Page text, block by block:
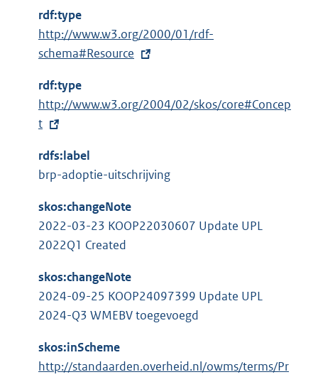
e
r
n
l
i
k
:
rdf:type
E
x
e
r
n
l
n
k
:
http://www.w3.org/2000/01/rdf-
schema#Resource
rdf:type
E
x
e
r
n
e
l
n
k
:
http://www.w3.org/2004/02/skos/core#Concep
t
rdfs:label
brp-adoptie-uitschrijving
skos:changeNote
2022-03-23 KOOP22030607 Update UPL
2022Q1 Created
skos:changeNote
2024-09-25 KOOP24097399 Update UPL
2024-Q3 WMEBV toegevoegd
skos:inScheme
http://standaarden.overheid.nl/owms/terms/Pr